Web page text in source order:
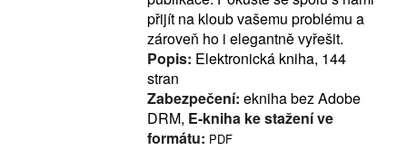
přijít na kloub vašemu problému a
zároveň ho i elegantně vyřešit.
Popis: Elektronická kniha, 144
stran
Zabezpečení: ekniha bez Adobe
DRM, E-kniha ke stažení ve
formátu: PDF